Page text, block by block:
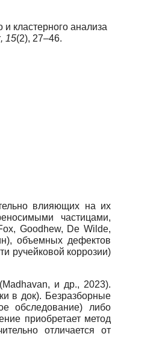
кластерного анализа
15(2), 27–46.
влияющих на их
частицами,
Goodhew, De Wilde,
объемных дефектов
ручейковой коррозии)
и др., 2023).
в док). Безразборные
обследование) либо
приобретает метод
отличается от